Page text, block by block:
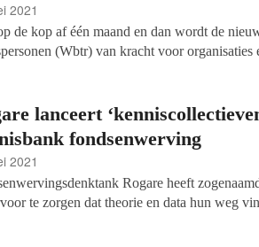
2021
de kop af één maand en dan wordt de
(Wbtr) van kracht voor
lanceert
fondsenwerving
2021
Rogare heeft
te zorgen dat theorie en data hun weg